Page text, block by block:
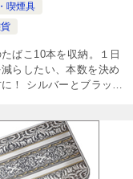
喫煙具
ばこ10本を収納。１日
らしたい、本数を決め
！ シルバーとブラック
も最適な大人のための